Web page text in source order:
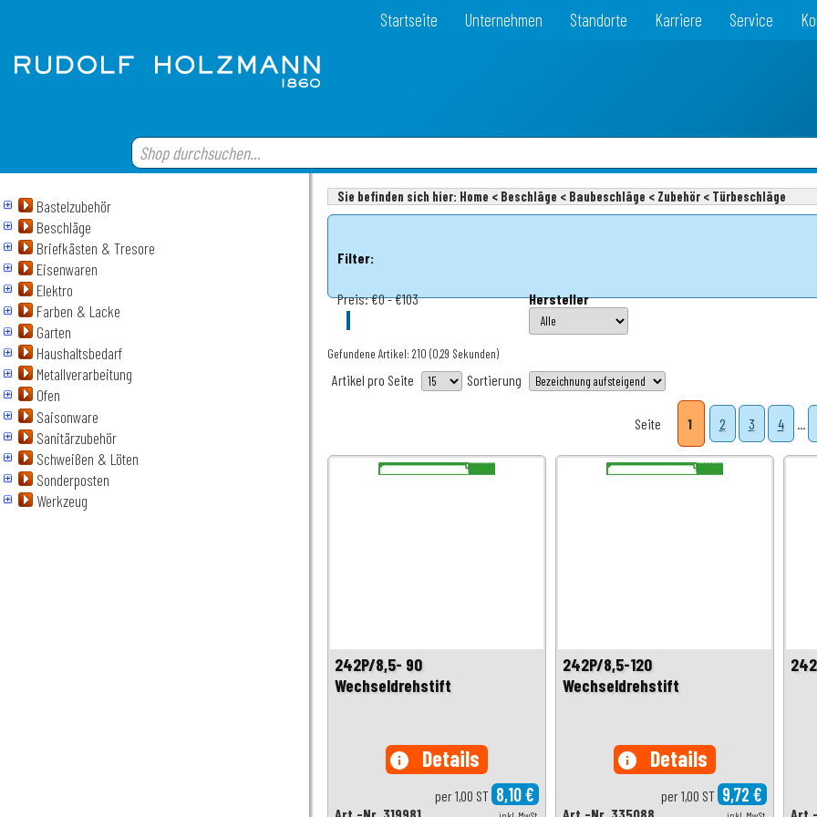
Startseite Unternehmen Standorte Karriere Service
Bastelzubehör
Beschläge
Briefkästen & Tresore
Eisenwaren
Elektro
Farben & Lacke
Garten
Haushaltsbedarf
Metallverarbeitung
Ofen
Saisonware
Sanitärzubehör
Schweißen & Löten
Sonderposten
Werkzeug
Sie befinden sich hier: Home < Beschläge < Baubeschläge < Zubehör < Türbeschläge
Filter:
Preis:€0 - €103 Hersteller
Gefundene Artikel: 210 (0,29 Sekunden)
Artikel pro Seite Sortierung
Seite 1 2 3 4 ...
242P/8,5- 90
Wechseldrehstift
info Details
per 1,00 ST 8,10 €
242P/8,5-120
Wechseldrehstift
info Details
per 1,00 ST 9,72 €